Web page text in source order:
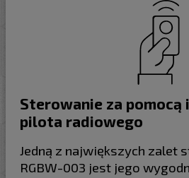
Sterowanie za
pilota radiowego
Jedną z największych zalet
RGBW-003 jest jego